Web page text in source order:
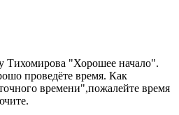
Тихомирова "Хорошее начало".
проведёте время. Как
времени",пожалейте время